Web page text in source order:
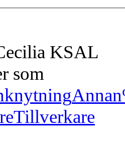
KSAL
som
Tillverkare